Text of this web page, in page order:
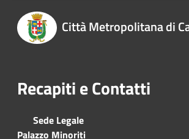
Città Metropolitana di
Recapiti e Contatti
Sede Legale
Palazzo Minoriti